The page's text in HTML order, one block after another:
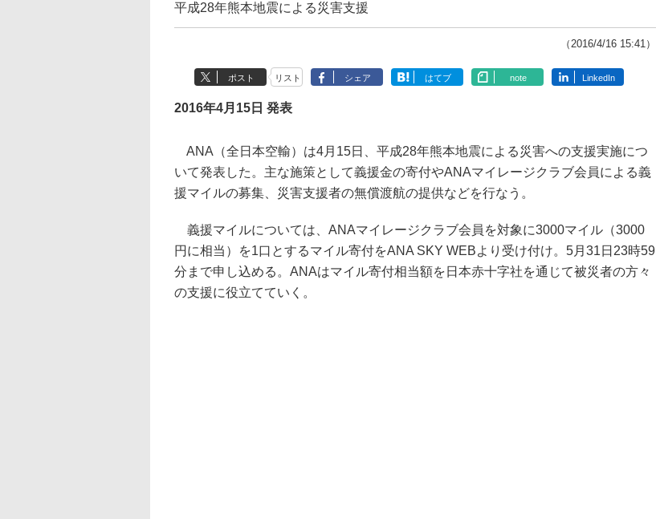
平成28年熊本地震による災害支援
（2016/4/16 15:41）
ポスト リスト シェア はてブ note LinkedIn
2016年4月15日 発表
ANA（全日本空輸）は4月15日、平成28年熊本地震による災害への支援実施につ
いて発表した。主な施策として義援金の寄付やANAマイレージクラブ会員による義
援マイルの募集、災害支援者の無償渡航の提供などを行なう。
義援マイルについては、ANAマイレージクラブ会員を対象に3000マイル（3000
円に相当）を1口とするマイル寄付をANA SKY WEBより受け付け。5月31日23時59
分まで申し込める。ANAはマイル寄付相当額を日本赤十字社を通じて被災者の方々
の支援に役立てていく。